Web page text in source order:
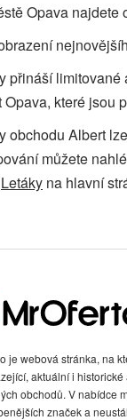
Opava najdete
přináší
Opava, které jsou
obchodu Albert
můžete
Letáky na hlavní
je webová stránka, na
aktuální i historické
obchodů. V nabídce
značek a